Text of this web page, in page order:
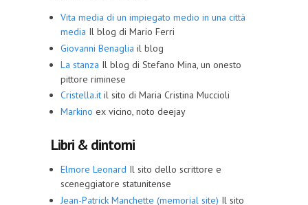
Vita media di un impiegato medio in una città
media Il blog di Mario Ferri
Giovanni Benaglia il blog
La stanza Il blog di Stefano Mina, un onesto
pittore riminese
Cristella.it il sito di Maria Cristina Muccioli
Markino ex vicino, noto deejay
Libri & dintorni
Elmore Leonard Il sito dello scrittore e
sceneggiatore statunitense
Jean-Patrick Manchette (memorial site) Il sito